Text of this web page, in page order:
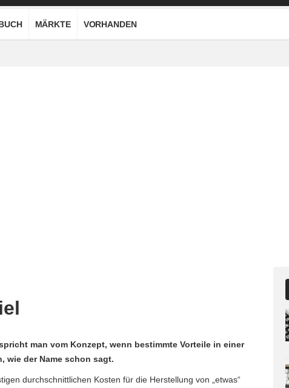
MÄRKTE VORHANDEN
man vom Konzept, wenn bestimmte Vorteile in einer
wie der Name schon sagt.
durchschnittlichen Kosten für die Herstellung von „etwas“